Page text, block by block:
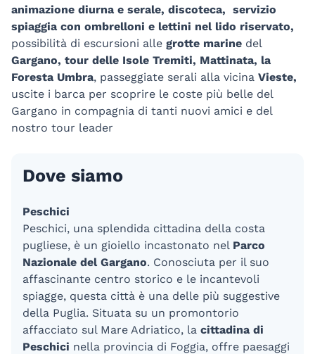
animazione diurna e serale, discoteca, servizio
spiaggia con ombrelloni e lettini nel lido riservato,
possibilità di escursioni alle grotte marine del
Gargano, tour delle Isole Tremiti, Mattinata, la
Foresta Umbra, passeggiate serali alla vicina Vieste,
uscite i barca per scoprire le coste più belle del
Gargano in compagnia di tanti nuovi amici e del
nostro tour leader
Dove siamo
Peschici
Peschici, una splendida cittadina della costa
pugliese, è un gioiello incastonato nel Parco
Nazionale del Gargano. Conosciuta per il suo
affascinante centro storico e le incantevoli
spiagge, questa città è una delle più suggestive
della Puglia. Situata su un promontorio
affacciato sul Mare Adriatico, la cittadina di
Peschici nella provincia di Foggia, offre paesaggi